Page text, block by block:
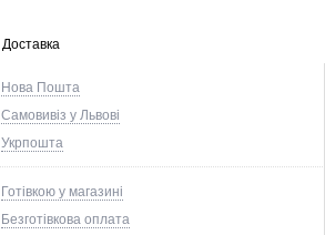
Доставка
Нова Пошта
Самовивіз у Львові
Укрпошта
Готівкою у магазині
Безготівкова оплата